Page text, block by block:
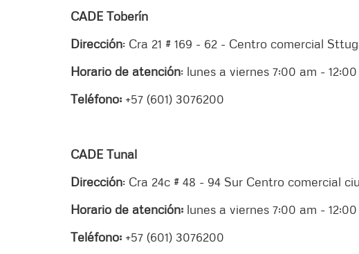
CADE Toberín
Dirección: Cra 21 # 169 - 62 - Centro comercial
Horario de atención: lunes a viernes 7:00 am -
Teléfono: +57 (601) 3076200
CADE Tunal
Dirección: Cra 24c # 48 - 94 Sur Centro comercial
Horario de atención: lunes a viernes 7:00 am -
Teléfono: +57 (601) 3076200